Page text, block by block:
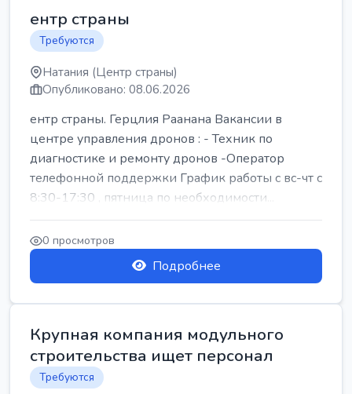
ентр страны
Требуются
Натания (Центр страны)
Опубликовано: 08.06.2026
ентр страны. Герцлия Раанана Вакансии в
центре управления дронов : - Техник по
диагностике и ремонту дронов -Оператор
телефонной поддержки График работы с вс-чт с
8:30-17:30 , пятница по необходимости...
0 просмотров
Подробнее
Крупная компания модульного
строительства ищет персонал
Требуются